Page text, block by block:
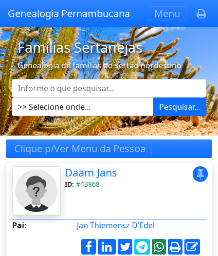
Genealogia Pernambucana Menu
Famílias Sertanejas
Genealogia de famílias do sertão nordestino
Pesquisar...
Clique p/Ver Menu da Pessoa
Daam Jans
ID: #43868
Pai: Jan Thiemensz D’Edel